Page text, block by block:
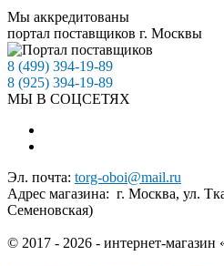
консультанты помогут вам
для вашего интерьера, учитывая
требования. Обновите свой дом с
обоев с шириной рулона 0,53 м и
Превратите свои стены в
минимальными усилиями!
Мы аккредитованы
портал поставщиков г. Москвы
8 (499) 394-19-89
8 (925) 394-19-89
МЫ В СОЦСЕТЯХ
Эл. почта: torg-oboi@mail.ru
Адрес магазина: г. Москва, ул.
Семеновская)
© 2017 - 2026 - интернет-магазин